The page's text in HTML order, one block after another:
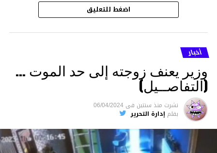
اضغط للتعليق
أخبار
وزير يعنف زوجته إلى حد الموت …
(التفاصــيل)
نشرت منذ سنتين فى 06/04/2024
بقلم إدارة التحرير